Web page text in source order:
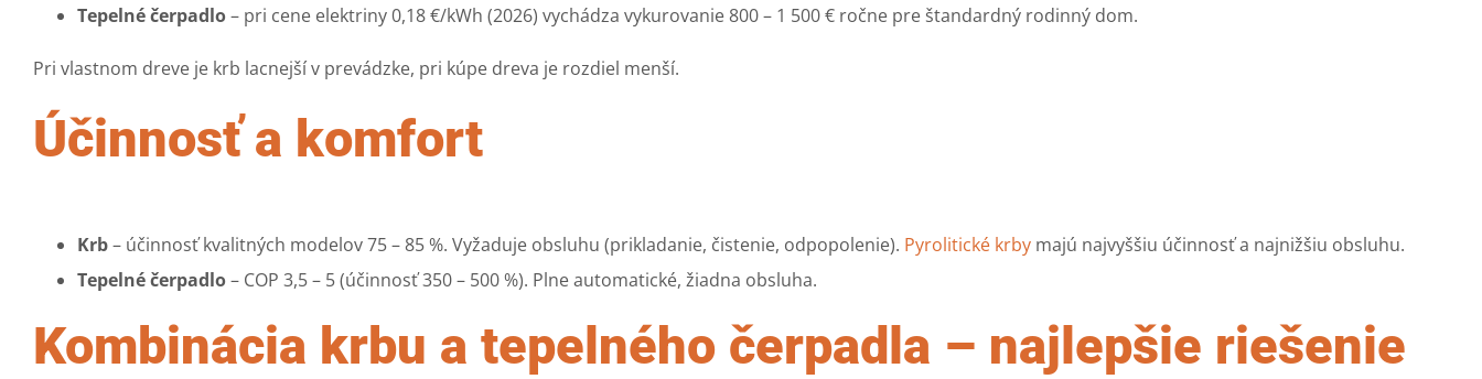
Tepelné čerpadlo– pri cene elektriny 0,18 €/kWh (2026) vychádza vykurovanie 800 – 1 500 € ročne pre štandardný rodinný dom.
Pri vlastnom dreve je krb lacnejší v prevádzke, pri kúpe dreva je rozdiel menší.
Účinnosť a komfort
Krb– účinnosť kvalitných modelov 75 – 85 %. Vyžaduje obsluhu (prikladanie, čistenie, odpopolenie). Pyrolitické krby majú najvyššiu účinnosť a najnižšiu obsluhu.
Tepelné čerpadlo– COP 3,5 – 5 (účinnosť 350 – 500 %). Plne automatické, žiadna obsluha.
Kombinácia krbu a tepelného čerpadla – najlepšie riešenie